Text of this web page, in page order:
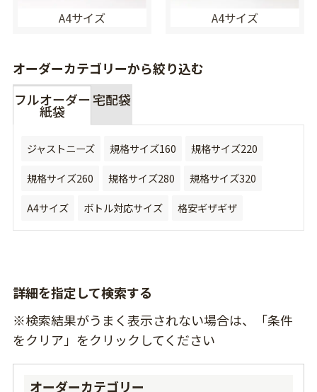
A4サイズ A4サイズ
オーダーカテゴリーから絞り込む
フルオーダー
紙袋
宅配袋
ジャストニーズ 規格サイズ160
規格サイズ220
規格サイズ260
規格サイズ280
規格サイズ320
A4サイズ
ボトル対応サイズ 格安ギザギザ
詳細を指定して検索する
※検索結果がうまく表示されない場合は、「条件
をクリア」をクリックしてください
オーダーカテゴリー